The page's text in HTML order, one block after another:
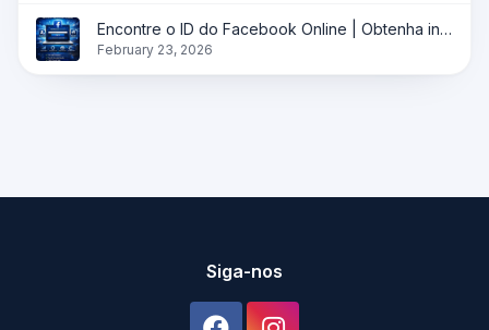
Encontre o ID do Facebook Online | Obtenha instantaneamente o ID do perfil, página e grupo
February 23, 2026
Siga-nos